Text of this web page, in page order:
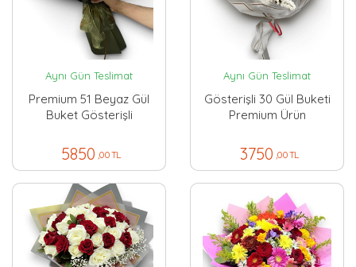
Aynı Gün Teslimat
Premium 51 Beyaz Gül
Buket Gösterişli
5850 ,00 TL
Aynı Gün Teslimat
Gösterişli 30 Gül Buketi
Premium Ürün
3750 ,00 TL